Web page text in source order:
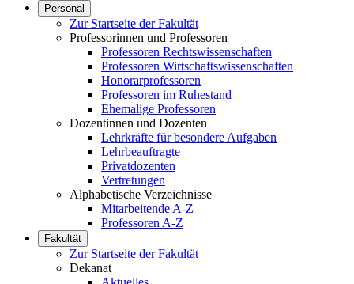
Personal
Zur Startseite der Fakultät
Professorinnen und Professoren
Professoren Rechtswissenschaften
Professoren Wirtschaftswissenschaften
Honorarprofessoren
Professoren im Ruhestand
Ehemalige Professoren
Dozentinnen und Dozenten
Lehrkräfte für besondere Aufgaben
Lehrbeauftragte
Privatdozenten
Vertretungen
Alphabetische Verzeichnisse
Mitarbeitende A-Z
Professoren A-Z
Fakultät
Zur Startseite der Fakultät
Dekanat